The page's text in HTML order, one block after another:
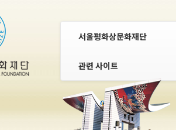
서울평화상문화재단
관련 사이트